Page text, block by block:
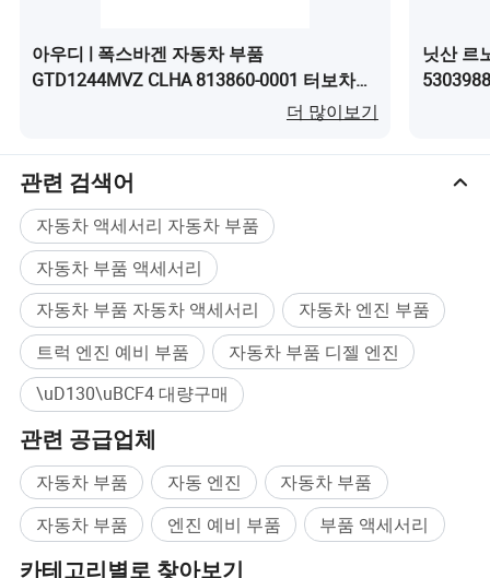
가 제공하는 모든 제품과 서비스가 엄격한 품질 요건을 충
족해야 합니다. 상품의 흐름과 판매 프로세스를 최적화하
기 위해 우수한 공급 능력을 보장하고 실용적인 판매 문서
해 선택을 쉽게 할 수 있습니다.
TANBORESS 품질 기준은 기능 및 작업 수명 측면에서 원래
부품 품질의 요구 사항을 충족합니다. 우리는 품질 보증에
지속적으로 조치를 투자합니다. 프로토타입 제작 및 대량
생산은 포괄적인 품질 테스트를 받습니다. 3D 측정 장치, 스
펙트럼 분석 장비 및 기타 시스템과 같은 최신 장비를 사용
하여 물질, 균열 저항, 치수 준수, 경도 및 거칠기를 점검합
니다.
TANBORESS는 고객에게 최고 수준의 품질과 안전한 제품
및 서비스를 제공하기 위해 노력하고 있습니다.
TANBORESS에서는 다음과 같은 원칙에 따라 비즈니스 탁
월성을 발휘할 것을 약속합니다.
1) 고객의 사양에 부합하는 제조 제품
2) 고객의 목표 가치를 만족시키기 위해 노력합니다
아우디 | 폭스바겐 자동차 부품
GTD1244MVZ CLHA 813860-0001 터보차저
더 많이보기
닛산 르
관련 검색어
자동차 액세서리 자동차 부품
자동차 부품 액세서리
자동차 부품 자동차 액세서리
자동차 엔진 부품
트럭 엔진 예비 부품
자동차 부품 디젤 엔진
\uD130\uBCF4 대량구매
관련 공급업체
자동차 부품 자동 엔진
자동차 부품
자동차 부품
엔진 예비 부품 부품 액세서리
카테고리별로 찾아보기